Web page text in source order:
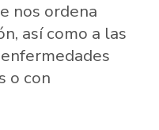
nos ordena
así como a las
o con